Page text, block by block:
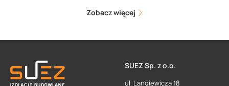
Zobacz więcej
SUEZ Sp. z o.o.
ul. Langiewicza 18